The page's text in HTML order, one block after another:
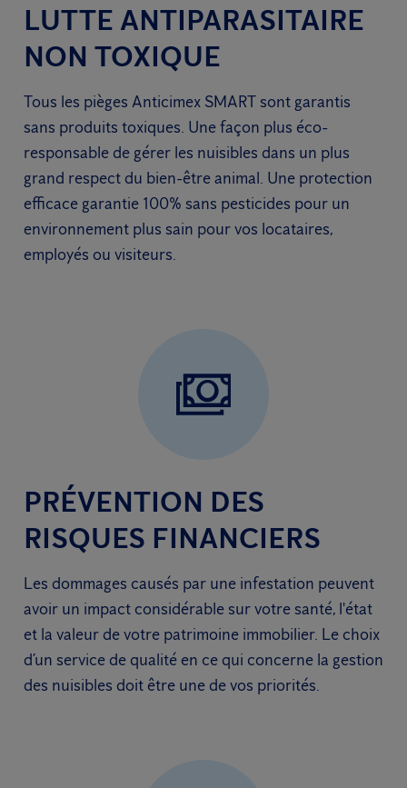
LUTTE ANTIPARASITAIRE
NON TOXIQUE
Tous les pièges Anticimex SMART sont garantis
sans produits toxiques. Une façon plus éco-
responsable de gérer les nuisibles dans un plus
grand respect du bien-être animal. Une protection
efficace garantie 100% sans pesticides pour un
environnement plus sain pour vos locataires,
employés ou visiteurs.
PRÉVENTION DES
RISQUES FINANCIERS
Les dommages causés par une infestation peuvent
avoir un impact considérable sur votre santé, l'état
et la valeur de votre patrimoine immobilier. Le choix
d’un service de qualité en ce qui concerne la gestion
des nuisibles doit être une de vos priorités.